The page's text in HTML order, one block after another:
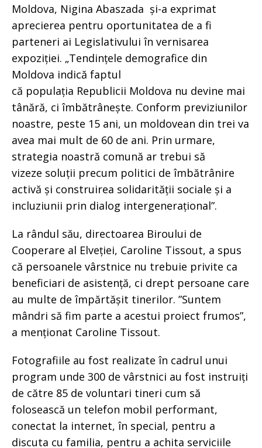
Moldova, Nigina Abaszada și-a exprimat
aprecierea pentru oportunitatea de a fi
parteneri ai Legislativului în vernisarea
expoziției. „Tendințele demografice din
Moldova indică faptul
că populația Republicii Moldova nu devine mai
tânără, ci îmbătrânește. Conform previziunilor
noastre, peste 15 ani, un moldovean din trei va
avea mai mult de 60 de ani. Prin urmare,
strategia noastră comună ar trebui să
vizeze soluții precum politici de îmbătrânire
activă și construirea solidarității sociale și a
incluziunii prin dialog intergenerațional”.
La rândul său, directoarea Biroului de
Cooperare al Elveției, Caroline Tissout, a spus
că persoanele vârstnice nu trebuie privite ca
beneficiari de asistență, ci drept persoane care
au multe de împărtășit tinerilor. ”Suntem
mândri să fim parte a acestui proiect frumos”,
a menționat Caroline Tissout.
Fotografiile au fost realizate în cadrul unui
program unde 300 de vârstnici au fost instruiți
de către 85 de voluntari tineri cum să
folosească un telefon mobil performant,
conectat la internet, în special, pentru a
discuta cu familia, pentru a achita serviciile